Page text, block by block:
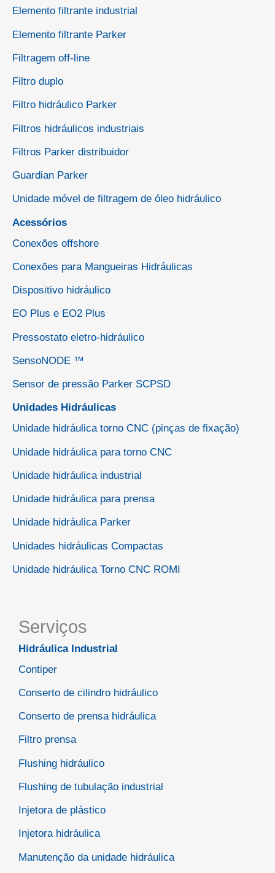
Elemento filtrante industrial
Elemento filtrante Parker
Filtragem off-line
Filtro duplo
Filtro hidráulico Parker
Filtros hidráulicos industriais
Filtros Parker distribuidor
Guardian Parker
Unidade móvel de filtragem de óleo hidráulico
Acessórios
Conexões offshore
Conexões para Mangueiras Hidráulicas
Dispositivo hidráulico
EO Plus e EO2 Plus
Pressostato eletro-hidráulico
SensoNODE ™
Sensor de pressão Parker SCPSD
Unidades Hidráulicas
Unidade hidráulica torno CNC (pinças de fixação)
Unidade hidráulica para torno CNC
Unidade hidráulica industrial
Unidade hidráulica para prensa
Unidade hidráulica Parker
Unidades hidráulicas Compactas
Unidade hidráulica Torno CNC ROMI
Serviços
Hidráulica Industrial
Contiper
Conserto de cilindro hidráulico
Conserto de prensa hidráulica
Filtro prensa
Flushing hidráulico
Flushing de tubulação industrial
Injetora de plástico
Injetora hidráulica
Manutenção da unidade hidráulica